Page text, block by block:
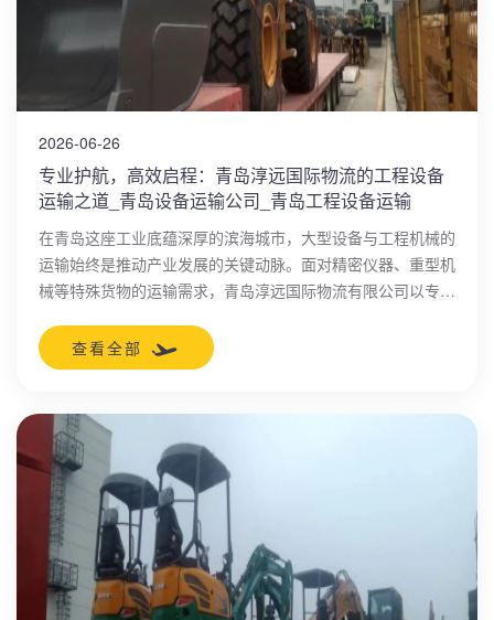
2026-06-26
专业护航，高效启程：青岛淳远国际物流的工程设备
运输之道_青岛设备运输公司_青岛工程设备运输
在青岛这座工业底蕴深厚的滨海城市，大型设备与工程机械的
运输始终是推动产业发展的关键动脉。面对精密仪器、重型机
械等特殊货物的运输需求，青岛淳远国际物流有限公司以专业
程物流解决方案，成为行业信赖的“青岛工程设备运输”领航
者。
查看全部